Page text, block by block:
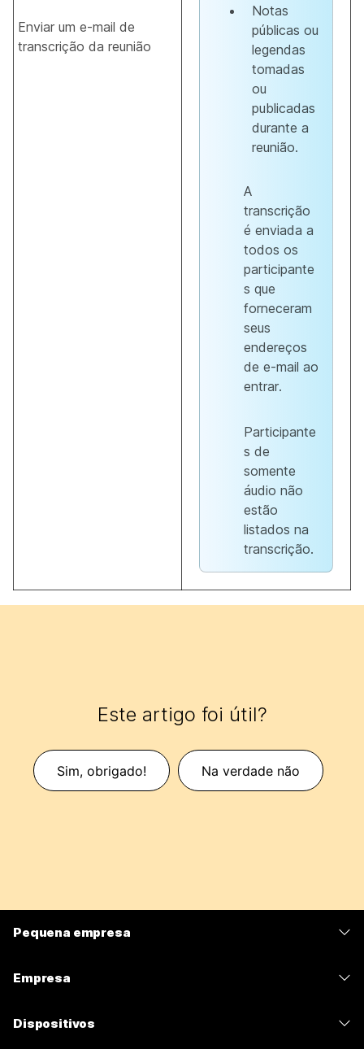
Enviar um e-mail de
transcrição da reunião
Notas
públicas ou
legendas
tomadas
ou
publicadas
durante a
reunião.
A
transcrição
é enviada a
todos os
participante
s que
forneceram
seus
endereços
de e-mail ao
entrar.
Participante
s de
somente
áudio não
estão
listados na
transcrição.
Este artigo foi útil?
Sim, obrigado! Na verdade não
Pequena empresa
Empresa
Dispositivos